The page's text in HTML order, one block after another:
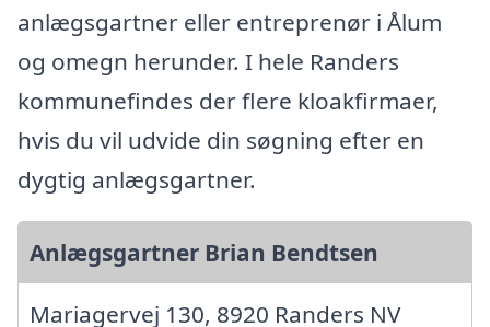
anlægsgartner eller entreprenør i Ålum
og omegn herunder. I hele Randers
kommunefindes der flere kloakfirmaer,
hvis du vil udvide din søgning efter en
dygtig anlægsgartner.
Anlægsgartner Brian Bendtsen
Mariagervej 130, 8920 Randers NV